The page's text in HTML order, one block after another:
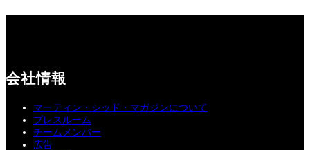
会社情報
マーティン・シッド・マガジンについて
プレスルーム
チームメンバー
広告